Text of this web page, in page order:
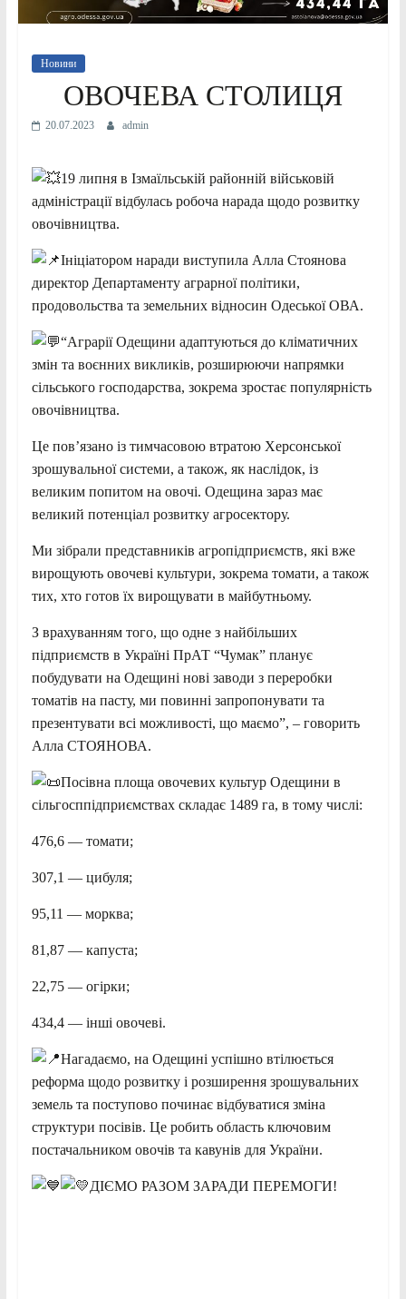
Новини
ОВОЧЕВА СТОЛИЦЯ
20.07.2023 admin
19 липня в Ізмаїльській районній військовій
адміністрації відбулась робоча нарада щодо розвитку
овочівництва.
Ініціатором наради виступила Алла Стоянова
директор Департаменту аграрної політики,
продовольства та земельних відносин Одеської ОВА.
“Аграрії Одещини адаптуються до кліматичних
змін та воєнних викликів, розширюючи напрямки
сільського господарства, зокрема зростає популярність
овочівництва.
Це пов’язано із тимчасовою втратою Херсонської
зрошувальної системи, а також, як наслідок, із
великим попитом на овочі. Одещина зараз має
великий потенціал розвитку агросектору.
Ми зібрали представників агропідприємств, які вже
вирощують овочеві культури, зокрема томати, а також
тих, хто готов їх вирощувати в майбутньому.
З врахуванням того, що одне з найбільших
підприємств в Україні ПрАТ “Чумак” планує
побудувати на Одещині нові заводи з переробки
томатів на пасту, ми повинні запропонувати та
презентувати всі можливості, що маємо”, – говорить
Алла СТОЯНОВА.
Посівна площа овочевих культур Одещини в
сільгосппідприємствах складає 1489 га, в тому числі:
476,6 — томати;
307,1 — цибуля;
95,11 — морква;
81,87 — капуста;
22,75 — огірки;
434,4 — інші овочеві.
Нагадаємо, на Одещині успішно втілюється
реформа щодо розвитку і розширення зрошувальних
земель та поступово починає відбуватися зміна
структури посівів. Це робить область ключовим
постачальником овочів та кавунів для України.
ДІЄМО РАЗОМ ЗАРАДИ ПЕРЕМОГИ!